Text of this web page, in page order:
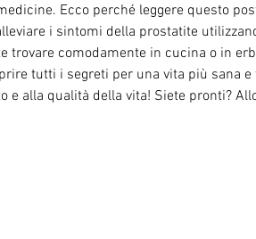
Ecco perché leggere questo
i sintomi della prostatite
trovare comodamente in cucina o in
tutti i segreti per una vita più sana e
e alla qualità della vita! Siete pronti?